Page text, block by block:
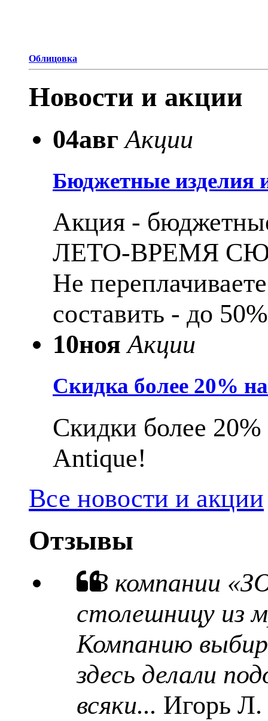
Облицовка
Новости и акции
04авг Акции
Бюджетные изделия
Акция -
ЛЕТО-ВРЕМЯ
Не
составить - до
10ноя Акции
Скидка более 20%
Скидки более
Antique!
Все новости и акции
Отзывы
В компании
столешницу из
Компанию
здесь делали
всяки... Игорь Л.